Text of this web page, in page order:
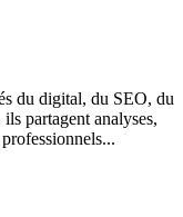
du digital, du SEO, du
partagent analyses,